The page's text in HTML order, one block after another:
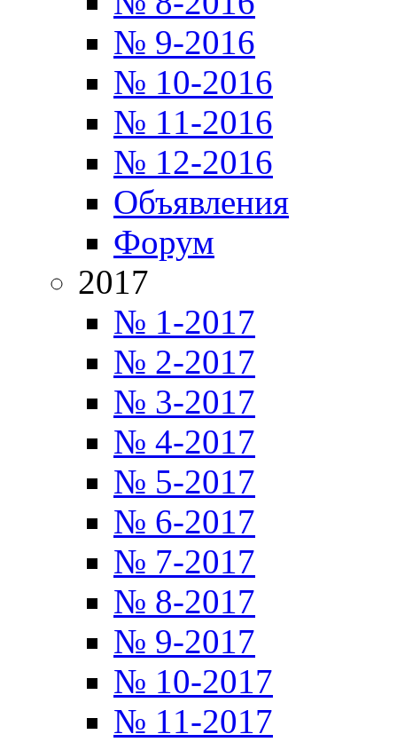
№ 9-2016
№ 10-2016
№ 11-2016
№ 12-2016
Объявления
Форум
2017
№ 1-2017
№ 2-2017
№ 3-2017
№ 4-2017
№ 5-2017
№ 6-2017
№ 7-2017
№ 8-2017
№ 9-2017
№ 10-2017
№ 11-2017